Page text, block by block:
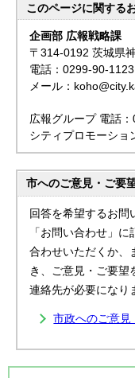
このページに関する
企画部 広報戦略課
〒314-0192 茨城県
電話：0299-90-
メール：
広報グループ 電話
シティプロモーショ
市へのご意見・ご要
回答を希望するお問
「お問い合わせ」
合わせいただくか、
き、ご意見・ご要望
連絡先が必要になり
市政へのご意見